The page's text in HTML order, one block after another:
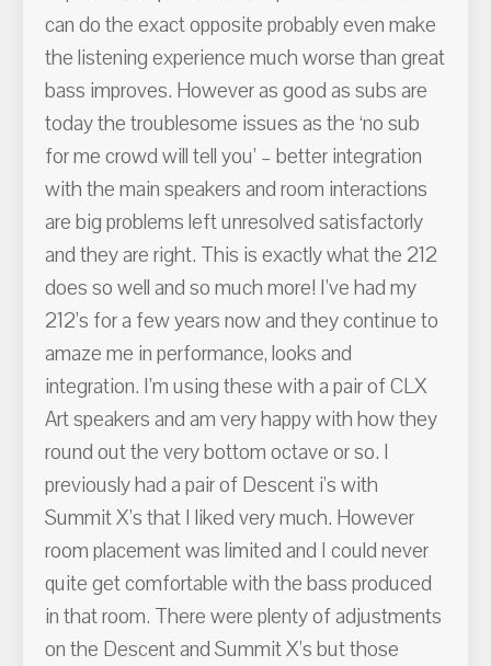
can do the exact opposite probably even make
the listening experience much worse than great
bass improves. However as good as subs are
today the troublesome issues as the ‘no sub
for me crowd will tell you’ – better integration
with the main speakers and room interactions
are big problems left unresolved satisfactorly
and they are right. This is exactly what the 212
does so well and so much more! I’ve had my
212’s for a few years now and they continue to
amaze me in performance, looks and
integration. I’m using these with a pair of CLX
Art speakers and am very happy with how they
round out the very bottom octave or so. I
previously had a pair of Descent i’s with
Summit X’s that I liked very much. However
room placement was limited and I could never
quite get comfortable with the bass produced
in that room. There were plenty of adjustments
on the Descent and Summit X’s but those